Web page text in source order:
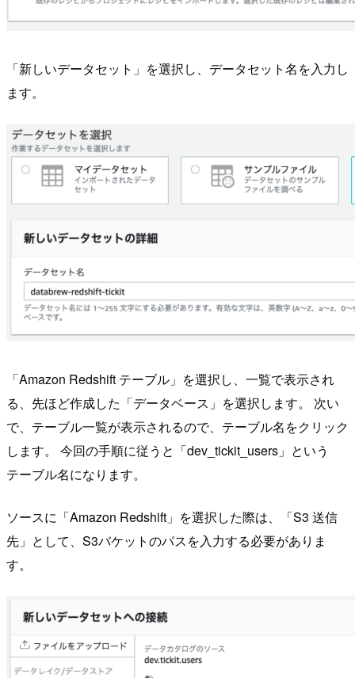
「新しいデータセット」を選択し、データセット名を入力し
ます。
「Amazon Redshift テーブル」を選択し、一覧で表示され
る、先ほど作成した「データベース」を選択します。 次い
で、テーブル一覧が表示されるので、テーブル名をクリック
します。 今回の手順に従うと「dev_tickit_users」という
テーブル名になります。
ソースに「Amazon Redshift」を選択した際は、「S3 送信
先」として、S3バケットのパスを入力する必要がありま
す。